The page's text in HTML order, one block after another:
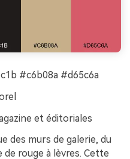
#c6b08a #d65c6a
et éditoriales
des murs de galerie, du
rouge à lèvres. Cette